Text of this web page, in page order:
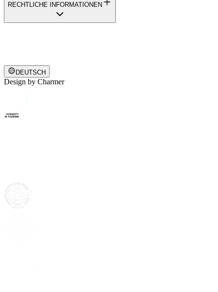
RECHTLICHE INFORMATIONEN
DEUTSCH
Design by Charmer